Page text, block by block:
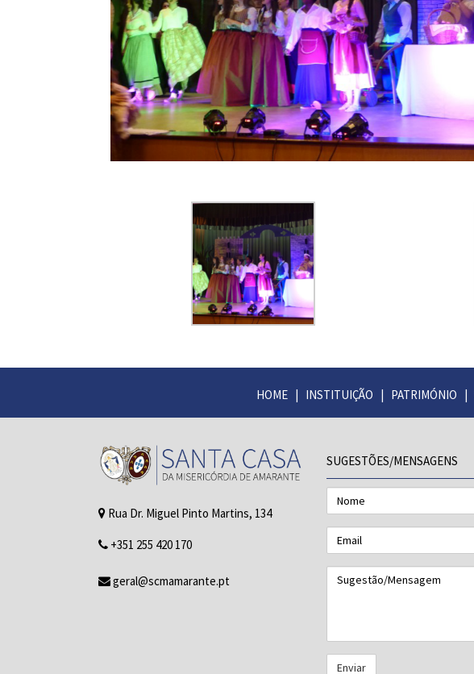
HOME| INSTITUIÇÃO PATRIMÓNIO
Rua Dr. Miguel Pinto Martins, 134
+351 255 420 170
geral@scmamarante.pt
SUGESTÕES/MENSAGENS
Nome
Email
Sugestão/Mensagem